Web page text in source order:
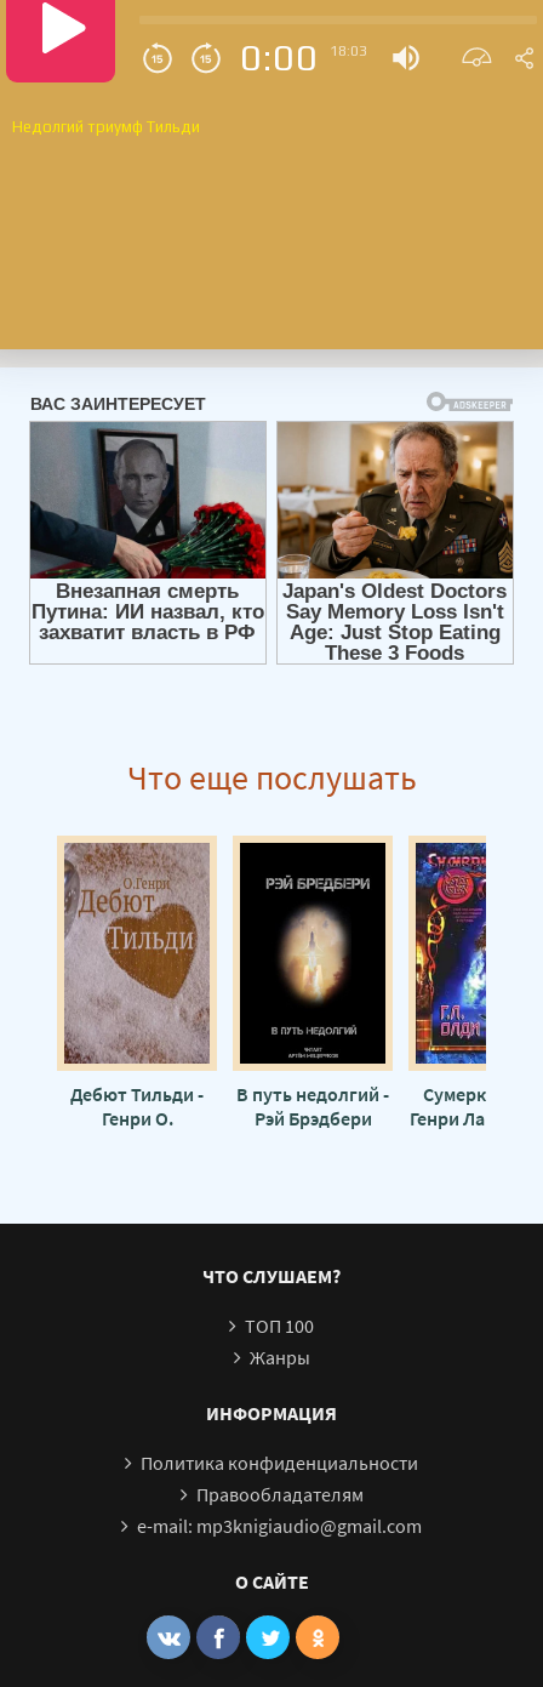
0:00 18:03
Недолгий триумф Тильди
Что еще послушать
Дебют Тильди -
Генри О.
В путь недолгий -
Рэй Брэдбери
Сумерки
Генри Лайон
ЧТО СЛУШАЕМ?
ТОП 100
Жанры
ИНФОРМАЦИЯ
Политика конфиденциальности
Правообладателям
e-mail: mp3knigiaudio@gmail.com
О САЙТЕ